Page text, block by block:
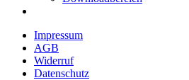
Impressum
AGB
Widerruf
Datenschutz